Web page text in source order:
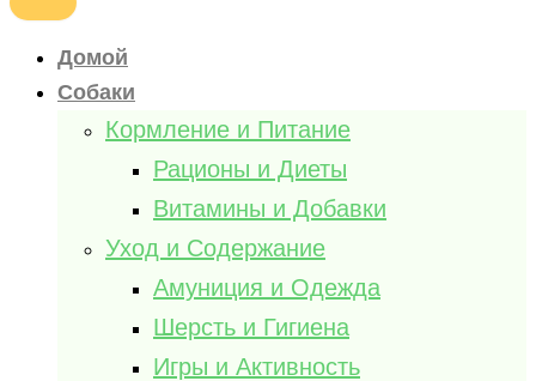
Домой
Собаки
Кормление и Питание
Рационы и Диеты
Витамины и Добавки
Уход и Содержание
Амуниция и Одежда
Шерсть и Гигиена
Игры и Активность